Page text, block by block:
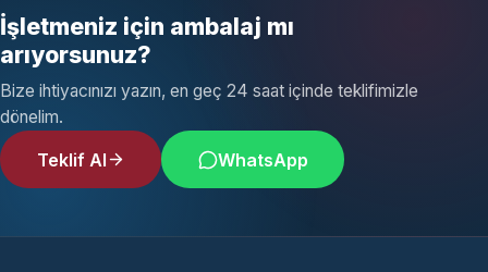
İşletmeniz için ambalaj mı
arıyorsunuz?
Bize ihtiyacınızı yazın, en geç 24 saat içinde teklifimizle
dönelim.
Teklif Al WhatsApp